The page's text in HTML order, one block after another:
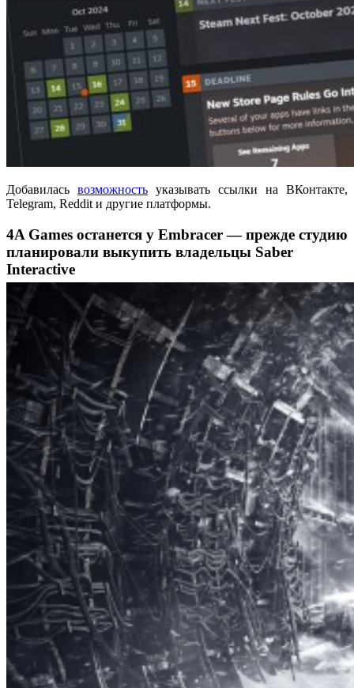
Добавилась возможность указывать ссылки на ВКонтакте,
Telegram, Reddit и другие платформы.
4A Games останется у Embracer — прежде студию
планировали выкупить владельцы Saber
Interactive